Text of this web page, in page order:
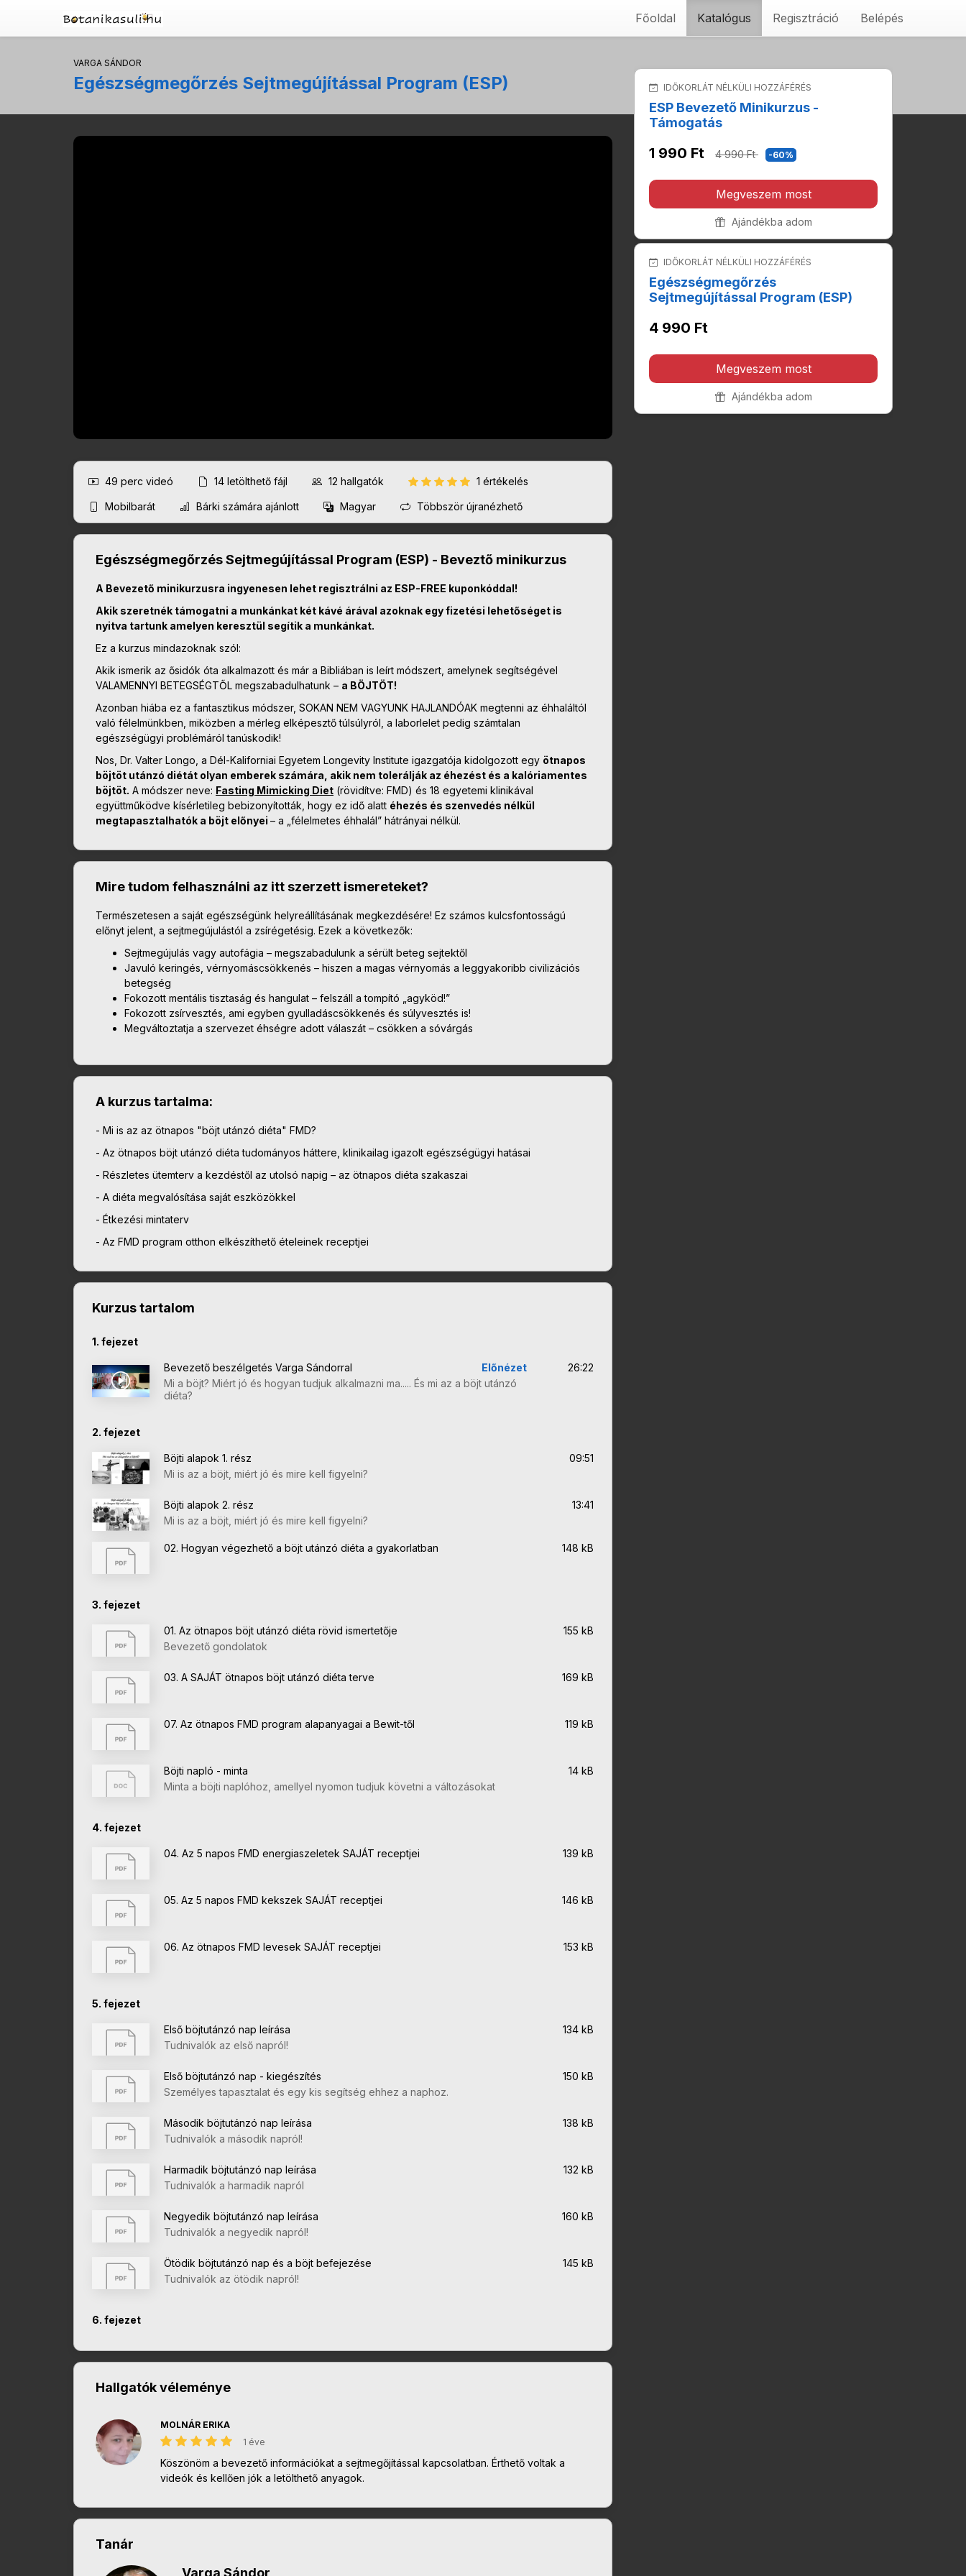
Főoldal Katalógus Regisztráció Belépés
VARGA SÁNDOR
Egészségmegőrzés Sejtmegújítással Program (ESP)
49 perc videó 14 letölthető fájl 12 hallgatók 1 értékelés
Mobilbarát Bárki számára ajánlott Magyar Többször újranézhető
Egészségmegőrzés Sejtmegújítással Program (ESP) - Beveztő minikurzus
A Bevezető minikurzusra ingyenesen lehet regisztrálni az ESP-FREE kuponkóddal!
Akik szeretnék támogatni a munkánkat két kávé árával azoknak egy fizetési lehetőséget is
nyitva tartunk amelyen keresztül segítik a munkánkat.
Ez a kurzus mindazoknak szól:
Akik ismerik az ősidók óta alkalmazott és már a Bibliában is leírt módszert, amelynek segítségével
VALAMENNYI BETEGSÉGTŐL megszabadulhatunk – a BÖJTÖT!
Azonban hiába ez a fantasztikus módszer, SOKAN NEM VAGYUNK HAJLANDÓAK megtenni az éhhaláltól
való félelmünkben, miközben a mérleg elképesztő túlsúlyról, a laborlelet pedig számtalan
egészségügyi problémáról tanúskodik!
Nos, Dr. Valter Longo, a Dél-Kaliforniai Egyetem Longevity Institute igazgatója kidolgozott egy ötnapos
böjtöt utánzó diétát olyan emberek számára, akik nem tolerálják az éhezést és a kalóriamentes
böjtöt. A módszer neve: Fasting Mimicking Diet (rövidítve: FMD) és 18 egyetemi klinikával
együttműködve kísérletileg bebizonyították, hogy ez idő alatt éhezés és szenvedés nélkül
megtapasztalhatók a böjt előnyei – a „félelmetes éhhalál” hátrányai nélkül.
Mire tudom felhasználni az itt szerzett ismereteket?
Természetesen a saját egészségünk helyreállításának megkezdésére! Ez számos kulcsfontosságú
előnyt jelent, a sejtmegújulástól a zsírégetésig. Ezek a következők:
Sejtmegújulás vagy autofágia – megszabadulunk a sérült beteg sejtektől
Javuló keringés, vérnyomáscsökkenés – hiszen a magas vérnyomás a leggyakoribb civilizációs
betegség
Fokozott mentális tisztaság és hangulat – felszáll a tompító „agyköd!”
Fokozott zsírvesztés, ami egyben gyulladáscsökkenés és súlyvesztés is!
Megváltoztatja a szervezet éhségre adott válaszát – csökken a sóvárgás
A kurzus tartalma:
- Mi is az az ötnapos "böjt utánzó diéta" FMD?
- Az ötnapos böjt utánzó diéta tudományos háttere, klinikailag igazolt egészségügyi hatásai
- Részletes ütemterv a kezdéstől az utolsó napig – az ötnapos diéta szakaszai
- A diéta megvalósítása saját eszközökkel
- Étkezési mintaterv
- Az FMD program otthon elkészíthető ételeinek receptjei
Kurzus tartalom
1. fejezet
Bevezető beszélgetés Varga Sándorral Előnézet
26:22
Mi a böjt? Miért jó és hogyan tudjuk alkalmazni ma..... És mi az a böjt utánzó
diéta?
2. fejezet
Böjti alapok 1. rész
09:51
Mi is az a böjt, miért jó és mire kell figyelni?
Böjti alapok 2. rész
13:41
Mi is az a böjt, miért jó és mire kell figyelni?
02. Hogyan végezhető a böjt utánzó diéta a gyakorlatban 148 kB
3. fejezet
01. Az ötnapos böjt utánzó diéta rövid ismertetője
155 kB
Bevezető gondolatok
03. A SAJÁT ötnapos böjt utánzó diéta terve 169 kB
07. Az ötnapos FMD program alapanyagai a Bewit-től 119 kB
Böjti napló - minta
14 kB
Minta a böjti naplóhoz, amellyel nyomon tudjuk követni a változásokat
4. fejezet
04. Az 5 napos FMD energiaszeletek SAJÁT receptjei 139 kB
05. Az 5 napos FMD kekszek SAJÁT receptjei 146 kB
06. Az ötnapos FMD levesek SAJÁT receptjei 153 kB
5. fejezet
Első böjtutánzó nap leírása
134 kB
Tudnivalók az első napról!
Első böjtutánzó nap - kiegészítés
150 kB
Személyes tapasztalat és egy kis segítség ehhez a naphoz.
Második böjtutánzó nap leírása
138 kB
Tudnivalók a második napról!
Harmadik böjtutánzó nap leírása
132 kB
Tudnivalók a harmadik napról
Negyedik böjtutánzó nap leírása
160 kB
Tudnivalók a negyedik napról!
Ötödik böjtutánzó nap és a böjt befejezése
145 kB
Tudnivalók az ötödik napról!
6. fejezet
Hallgatók véleménye
MOLNÁR ERIKA
1 éve
Köszönöm a bevezető információkat a sejtmegőjítással kapcsolatban. Érthető voltak a
videók és kellően jók a letölthető anyagok.
Tanár
Varga Sándor
IDŐKORLÁT NÉLKÜLI HOZZÁFÉRÉS
ESP Bevezető Minikurzus -
Támogatás
1 990 Ft 4 990 Ft -60%
Megveszem most
Ajándékba adom
IDŐKORLÁT NÉLKÜLI HOZZÁFÉRÉS
Egészségmegőrzés
Sejtmegújítással Program (ESP)
4 990 Ft
Megveszem most
Ajándékba adom